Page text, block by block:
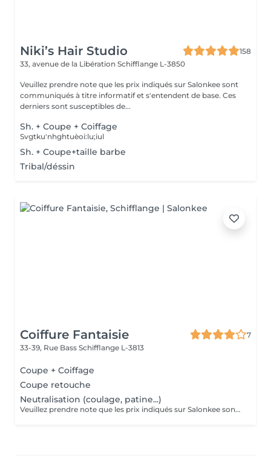
Niki’s Hair Studio
158
33, avenue de la Libération Schifflange L-3850
Veuillez prendre note que les prix indiqués sur Salonkee sont
communiqués à titre informatif et s'entendent de base. Ces
derniers sont susceptibles de...
Sh. + Coupe + Coiffage
Svgtku'nhghtuèoi:lu;iul
Sh. + Coupe+taille barbe
Tribal/déssin
Coiffure Fantaisie
7
33-39, Rue Bass Schifflange L-3813
Coupe + Coiffage
Coupe retouche
Neutralisation (coulage, patine...)
Veuillez prendre note que les prix indiqués sur Salonkee sont communiqués à titre informatif et s'entendent de base. Ces derniers sont susceptibles de varier selon le diagnostic réalisé à votre arrivée au salon et l'expertise du professionnel à qui vous confiez votre beauté. Dans tous les cas, un devis précis vous sera proposé et toutes réalisations de prestations seront effectuées avec votre accord. Un grand merci d'avance pour votre compréhension. Au plaisir de vous recevoir très vite.